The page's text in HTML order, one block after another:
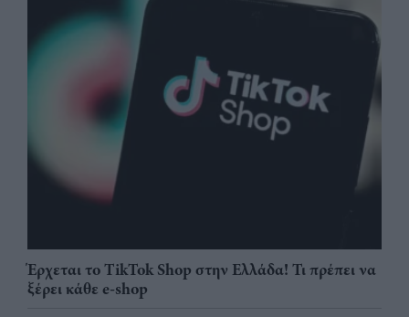
Έρχεται το TikTok Shop στην Ελλάδα! Τι πρέπει να
ξέρει κάθε e-shop